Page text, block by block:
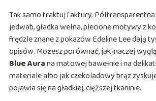
Tak samo traktuj faktury. Półtransparentna
jedwab, gładka wełna, plecione motywy z
frędzle znane z pokazów Edeline Lee dają
opisów. Możesz porównać, jak inaczej
Blue Aurana matowej bawełnie i na
materiale albo jak czekoladowy brąz
pojawia się na gładkiej, cięższej tkaninie.